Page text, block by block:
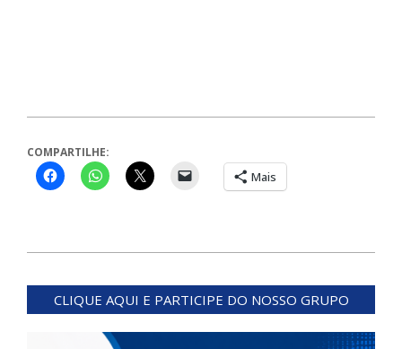
COMPARTILHE:
Mais
06-
CLIQUE AQUI E PARTICIPE DO NOSSO GRUPO